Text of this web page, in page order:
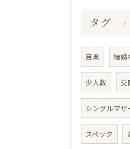
タグ
目黒 結婚
少人数 交
シングルマザ
スペック